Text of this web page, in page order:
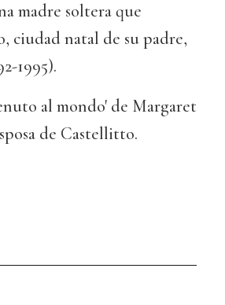
madre soltera que
ciudad natal de su padre,
1995).
al mondo' de Margaret
de Castellitto.